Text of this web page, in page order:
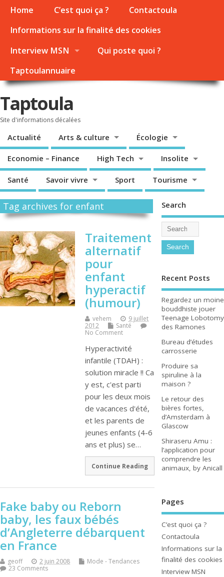
Home C’est quoi ça ?
Contactoula
Informations sur la finalité des cookies
Interview MSN
Qui poste quoi ?
Taptoulannuaire
Taptoula
Site d'informations décalées
Actualité Arts & culture Écologie
Economie – Finance High Tech Insolite
Santé Savoir vivre Sport Tourisme
Tag archives for enfant
Traitement
alternatif
pour
enfant
hyperactif
(humour)
vehem
9 juillet
2012
Santé
No Comment
Hyperactivité
infantile (TDAH) :
solution miracle !! Ca
y est, c'est parti
pour les deux mois
de vacances d'été,
et les parents de
jeunes enfants (4-6
ans et plus) se…
Continue Reading
Fake baby ou Reborn
baby, les faux bébés
d’Angleterre débarquent
en France
geoff 2 juin 2008
Mode - Tendances
23 Comments
Search
Recent Posts
Regardez un moine
bouddhiste jouer
Teenage Lobotomy
des Ramones
Bureau d’études
carrosserie
Produire sa
spiruline à la
maison ?
Le retour des
bières fortes,
d’Amsterdam à
Glascow
Shiraseru Amu :
l’application pour
comprendre les
animaux, by Anicall
Pages
C’est quoi ça ?
Contactoula
Informations sur la
finalité des cookies
Interview MSN